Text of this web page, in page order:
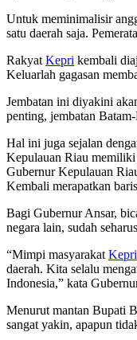
Untuk meminimalisir
satu daerah saja.
Rakyat Kepri kembali
Keluarlah gagasan
Jembatan ini diyakini
penting, jembatan
Hal ini juga sejalan
Kepulauan Riau memiliki
Gubernur Kepulauan
Kembali merapatkan
Bagi Gubernur Ansar,
negara lain, sudah
“Mimpi masyarakat Kepri
daerah. Kita selalu
Indonesia,” kata
Menurut mantan Bupati
sangat yakin, apapun